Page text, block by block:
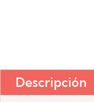
Descripción